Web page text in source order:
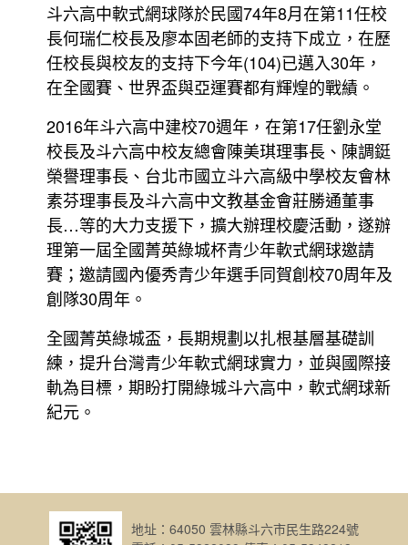
斗六高中軟式網球隊於民國74年8月在第11任校
長何瑞仁校長及廖本固老師的支持下成立，在歷
任校長與校友的支持下今年(104)已邁入30年，
在全國賽、世界盃與亞運賽都有輝煌的戰績。
2016年斗六高中建校70週年，在第17任劉永堂
校長及斗六高中校友總會陳美琪理事長、陳調鋌
榮譽理事長、台北市國立斗六高級中學校友會林
素芬理事長及斗六高中文教基金會莊勝通董事
長…等的大力支援下，擴大辦理校慶活動，遂辦
理第一屆全國菁英綠城杯青少年軟式網球邀請
賽；邀請國內優秀青少年選手同賀創校70周年及
創隊30周年。
全國菁英綠城盃，長期規劃以扎根基層基礎訓
練，提升台灣青少年軟式網球實力，並與國際接
軌為目標，期盼打開綠城斗六高中，軟式網球新
紀元。
地址：64050 雲林縣斗六市民生路224號